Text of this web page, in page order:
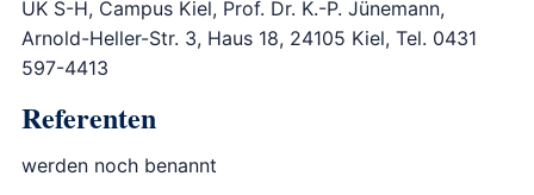
UK S-H, Campus Kiel, Prof. Dr. K.-P. Jünemann,
Arnold-Heller-Str. 3, Haus 18, 24105 Kiel, Tel. 0431
597-4413
Referenten
werden noch benannt